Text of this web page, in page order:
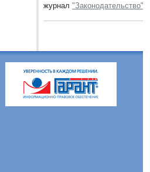
журнал "Законодательство"